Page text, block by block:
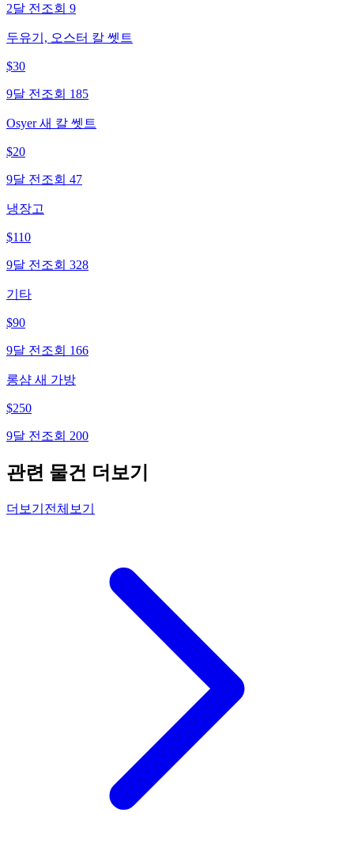
2달 전 조회 9
두유기, 오스터 칼 쎗트
$30
9달 전 조회 185
Osyer 새 칼 쎗트
$20
9달 전 조회 47
냉장고
$110
9달 전 조회 328
기타
$90
9달 전 조회 166
롱샴 새 가방
$250
9달 전 조회 200
관련 물건 더보기
더보기 전체보기